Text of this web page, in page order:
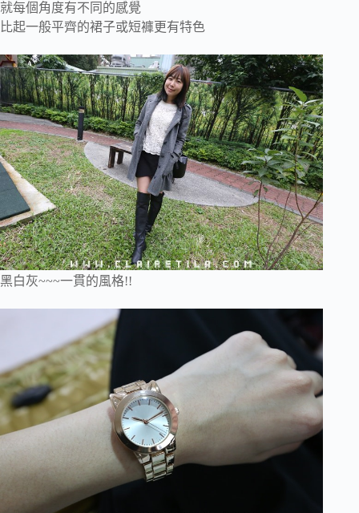
就每個角度有不同的感覺
比起一般平齊的裙子或短褲更有特色
黑白灰~~~一貫的風格!!